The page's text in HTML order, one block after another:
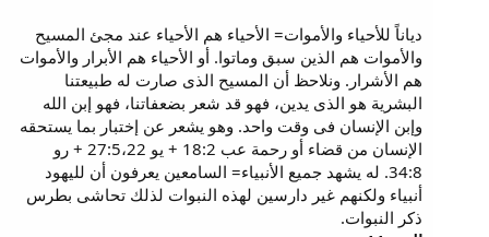
دياناً للأحياء والأموات= الأحياء هم الأحياء عند مجئ المسيح
والأموات هم الذين سبق وماتوا. أو الأحياء هم الأبرار والأموات
هم الأشرار. ونلاحظ أن المسيح الذى صارت له طبيعتنا
البشرية هو الذى يدين، فهو قد شعر بضعفاتنا، فهو إبن الله
وإبن الإنسان فى وقت واحد. وهو يشعر عن إختبار بما يستحقه
الإنسان من قضاء أو رحمة عب 18:2 + يو 27:5،22 + رو
34:8. له يشهد جميع الأنبياء= السامعين يعرفون أن لليهود
أنبياء ولكنهم غير دارسين لهذه النبوات لذلك تحاشى بطرس
ذكر النبوات.